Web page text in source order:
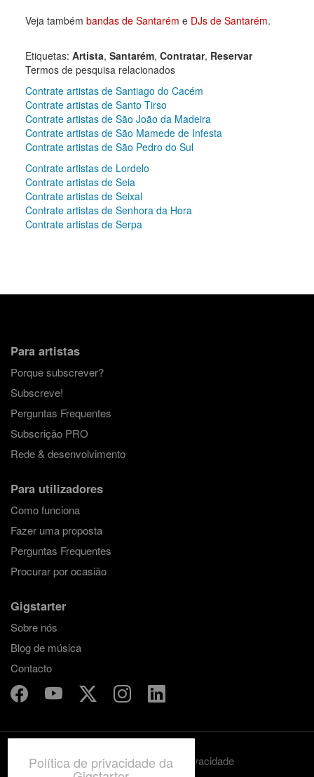
Veja também bandas de Santarém e DJs de Santarém.
Etiquetas: Artista, Santarém, Contratar, Reservar
Termos de pesquisa relacionados
Contrate artistas de Santiago do Cacém
Contrate artistas de Santo Tirso
Contrate artistas de São João da Madeira
Contrate artistas de São Mamede de Infesta
Contrate artistas de São Pedro do Sul
Contrate artistas de Lordelo
Contrate artistas de Seia
Contrate artistas de Seixal
Contrate artistas de Senhora da Hora
Contrate artistas de Serpa
Para artistas
Porque subscrever?
Subscreve!
Perguntas Frequentes
Subscrição PRO
Rede & desenvolvimento
Para utilizadores
Como funciona
Fazer uma proposta
Perguntas Frequentes
Procurar por ocasião
Gigstarter
Sobre nós
Blog de música
Contacto
Termos e condições
Privacidade
Política de privacidade da